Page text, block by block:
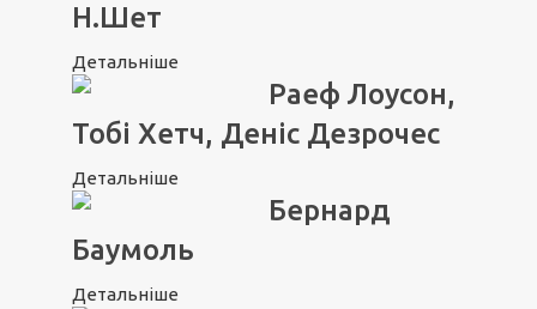
Н.Шет
Детальніше
Раеф Лоусон,
Тобі Хетч, Деніс Дезрочес
Детальніше
Бернард
Баумоль
Детальніше